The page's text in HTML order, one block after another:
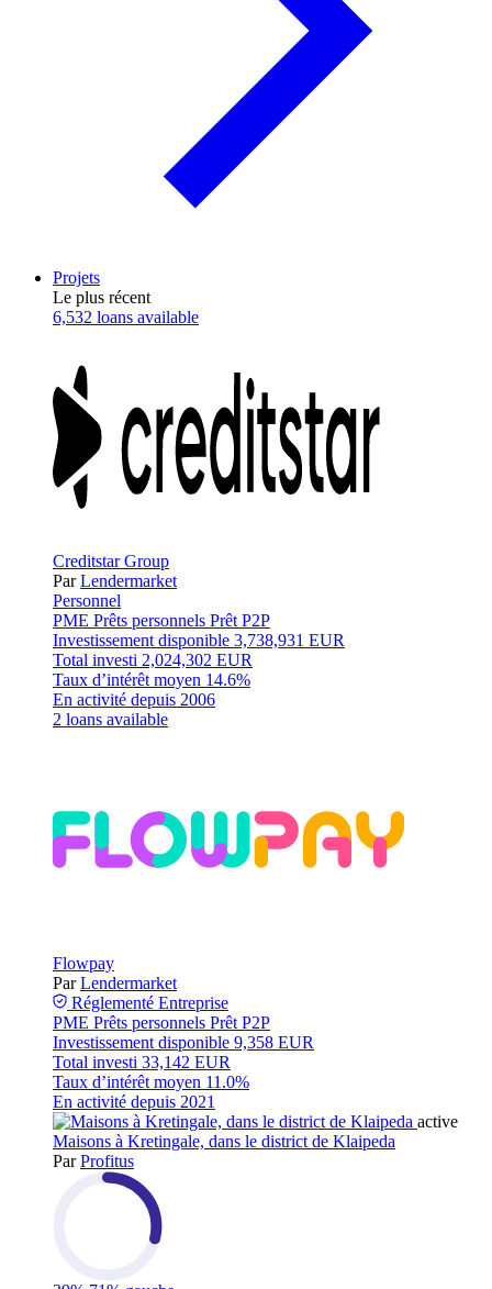
Projets
Le plus récent
6,532 loans available
Creditstar Group
ParLendermarket
Personnel
PME Prêts personnels Prêt P2P
Investissement disponible 3,738,931 EUR
Total investi 2,024,302 EUR
Taux d’intérêt moyen 14.6%
En activité depuis 2006
2 loans available
Flowpay
ParLendermarket
Réglementé Entreprise
PME Prêts personnels Prêt P2P
Investissement disponible 9,358 EUR
Total investi 33,142 EUR
Taux d’intérêt moyen 11.0%
En activité depuis 2021
active
Maisons à Kretingale, dans le district de Klaipeda
ParProfitus